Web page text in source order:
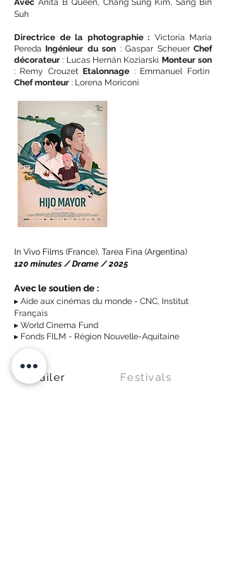
Avec Anita B Queen, Chang Sung Kim, Sang Bin
Suh
Directrice de la photographie : Victoria María
Pereda Ingénieur du son : Gaspar ScheuerChef
décorateur : Lucas Hernán Koziarski Monteur son
: Remy Crouzet Etalonnage : Emmanuel Fortin
Chef monteur : Lorena Moriconi
In Vivo Films (France), Tarea Fina (Argentina)
120 minutes / Drame / 2025
Avec le soutien de :
▸ Aide aux cinémas du monde - CNC, Institut
Français
▸ World Cinema Fund
▸ Fonds FILM - Région Nouvelle-Aquitaine
Trailer Festivals